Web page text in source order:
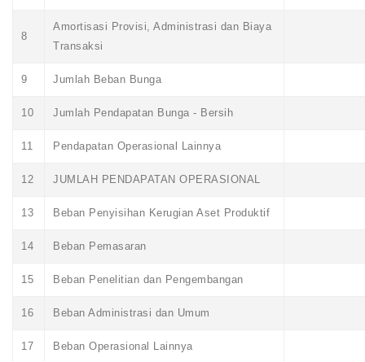
8
Amortisasi Provisi, Administrasi dan Biaya
Transaksi
9 Jumlah Beban Bunga
10 Jumlah Pendapatan Bunga - Bersih
11 Pendapatan Operasional Lainnya
12 JUMLAH PENDAPATAN OPERASIONAL
13 Beban Penyisihan Kerugian Aset Produktif
14 Beban Pemasaran
15 Beban Penelitian dan Pengembangan
16 Beban Administrasi dan Umum
17 Beban Operasional Lainnya